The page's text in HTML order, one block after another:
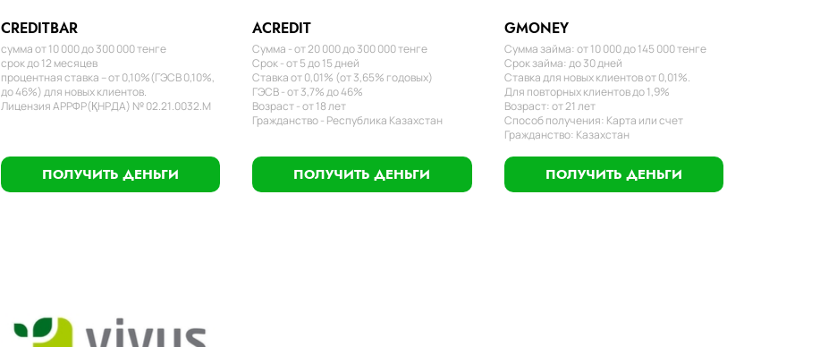
CREDITBAR
сумма от 10 000 до 300 000 тенге
срок до 12 месяцев
процентная ставка – от 0,10%(ГЭСВ 0,10%,
до 46%) для новых клиентов.
Лицензия АРРФР(ҚНРДА) № 02.21.0032.М
ПОЛУЧИТЬ ДЕНЬГИ
ACREDIT
Сумма - от 20 000 до 300 000 тенге
Срок - от 5 до 15 дней
Ставка от 0,01% (от 3,65% годовых)
ГЭСВ - от 3,7% до 46%
Возраст - от 18 лет
Гражданство - Республика Казахстан
ПОЛУЧИТЬ ДЕНЬГИ
GMONEY
Сумма займа: от 10 000 до 145 000 тенге
Срок займа: до 30 дней
Ставка для новых клиентов от 0,01%.
Для повторных клиентов до 1,9%
Возраст: от 21 лет
Способ получения: Карта или счет
Гражданство: Казахстан
ПОЛУЧИТЬ ДЕНЬГИ